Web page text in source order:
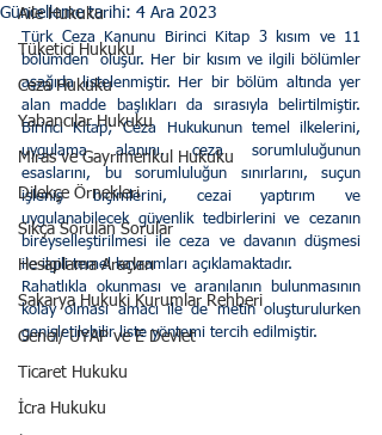
Aile Hukuku
Tüketici Hukuku
Ceza Hukuku
Yabancılar Hukuku
Miras ve Gayrimenkul Hukuku
Dilekçe Örnekleri
Sıkça Sorulan Sorular
Hesaplama Araçları
Sakarya Hukuki Kurumlar Rehberi
Genel/ UYAP ve E Devlet
Ticaret Hukuku
İcra Hukuku
Güncelleme tarihi: 4 Ara 2023
Türk Ceza Kanunu Birinci Kitap 3 kısım ve 11
bölümden  oluşur. Her bir kısım ve ilgili bölümler
aşağıda listelenmiştir. Her bir bölüm altında yer
alan madde başlıkları da sırasıyla belirtilmiştir.
Birinci Kitap; Ceza Hukukunun temel ilkelerini,
uygulama alanını, ceza sorumluluğunun
esaslarını, bu sorumluluğun sınırlarını, suçun
işleniş biçimlerini, cezai yaptırım ve
uygulanabilecek güvenlik tedbirlerini ve cezanın
bireyselleştirilmesi ile ceza ve davanın düşmesi
ile ilgili temel kavramları açıklamaktadır.
Rahatlıkla okunması ve aranılanın bulunmasının
kolay olması amacı ile de metin oluşturulurken
genişletilebilir liste yöntemi tercih edilmiştir.